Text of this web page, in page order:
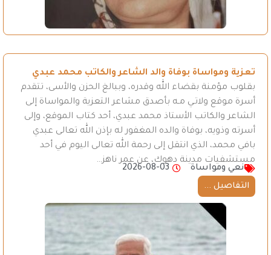
تعزية ومواساة بوفاة والد الشاعر والكاتب محمد عبدي
بقلوب مؤمنة بقضاء الله وقدره، وببالغ الحزن والأسى، تتقدم
أسرة موقع ولاتـي مـه بأصدق مشاعر التعزية والمواساة إلى
الشاعر والكاتب الأستاذ محمد عبدي، أحد كتاب الموقع، وإلى
أسرته وذويه، بوفاة والده المغفور له بإذن الله تعالى عبدي
بافي محمد، الذي انتقل إلى رحمة الله تعالى اليوم في أحد
مستشفيات مدينة دهوك، عن عمر ناهز…
نعي ومواساة
2026-08-03
التفاصيل ...